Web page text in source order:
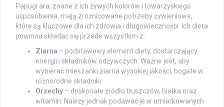
Papugi ara, znane z ich żywych kolorów i towarzyskiego
usposobienia, mają zróżnicowane potrzeby żywieniowe,
które są kluczowe dla ich zdrowia i długowieczności. Ich dieta
powinna składać się przede wszystkim z:
Ziarna – podstawowy element diety, dostarczający
energii i składników odżywczych. Ważne jest, aby
wybierać mieszanki ziarna wysokiej jakości, bogate w
różnorodne składniki.
Orzechy – doskonałe źródło tłuszczów, białka oraz
witamin. Należy jednak podawać je w umiarkowanych